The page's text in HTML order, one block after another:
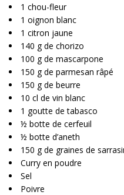
1 chou-fleur
1 oignon blanc
1 citron jaune
140 g de chorizo
100 g de mascarpone
150 g de parmesan râpé
150 g de beurre
10 cl de vin blanc
1 goutte de tabasco
½ botte de cerfeuil
½ botte d’aneth
150 g de graines de
Curry en poudre
Sel
Poivre